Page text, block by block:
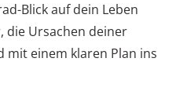
Blickauf dein Leben
die Ursachen deiner
mit einem klaren Plan ins